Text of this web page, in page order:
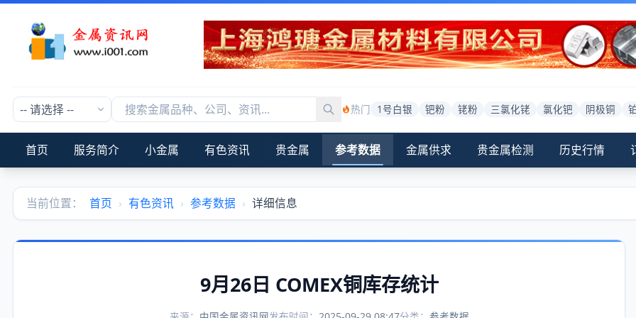
热门 1号白银 钯粉 铑粉 三氯化铑 氯化钯 阴极铜
首页 服务简介 小金属 有色资讯 贵金属 参考数据 金属供求 贵金属检测 历史行情
当前位置： 首页 › 有色资讯 › 参考数据 › 详细信息
9月26日 COMEX铜库存统计